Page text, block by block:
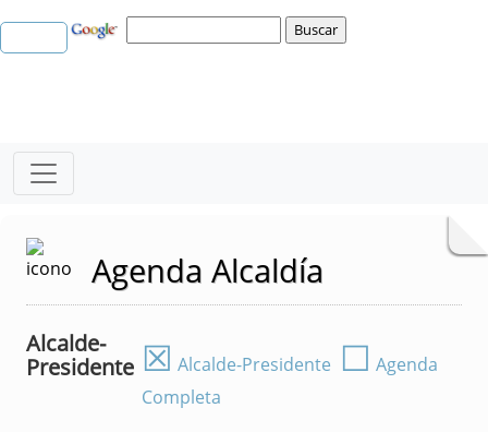
Agenda Alcaldía
Alcalde-
Presidente ☒ Alcalde-Presidente ☐ Agenda
Completa